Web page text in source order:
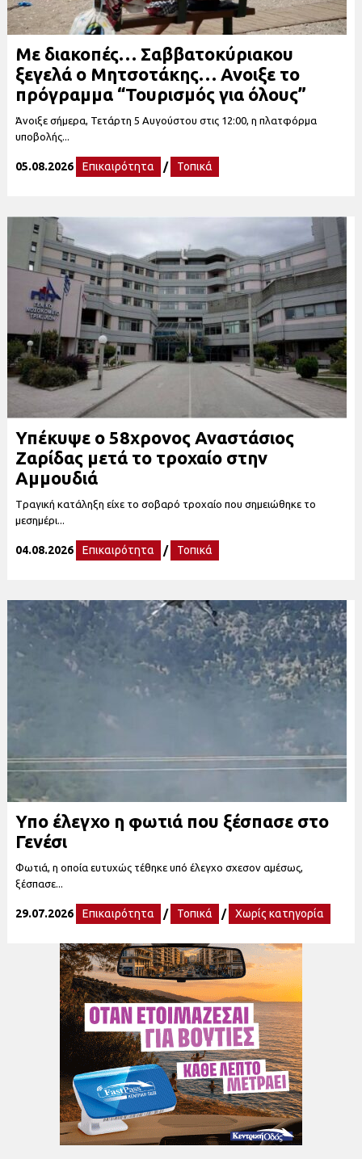
Με διακοπές… Σαββατοκύριακου
ξεγελά ο Μητσοτάκης… Ανοιξε το
πρόγραμμα “Τουρισμός για όλους”
Άνοιξε σήμερα, Τετάρτη 5 Αυγούστου στις 12:00, η πλατφόρμα
υποβολής...
05.08.2026 Επικαιρότητα / Τοπικά
Υπέκυψε ο 58χρονος Αναστάσιος
Ζαρίδας μετά το τροχαίο στην
Αμμουδιά
Tραγική κατάληξη είχε το σοβαρό τροχαίο που σημειώθηκε το
μεσημέρι...
04.08.2026 Επικαιρότητα / Τοπικά
Υπο έλεγχο η φωτιά που ξέσπασε στο
Γενέσι
Φωτιά, η οποία ευτυχώς τέθηκε υπό έλεγχο σχεσον αμέσως,
ξέσπασε...
29.07.2026 Επικαιρότητα / Τοπικά / Χωρίς κατηγορία